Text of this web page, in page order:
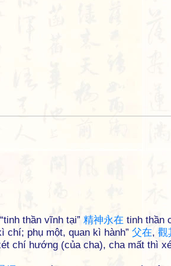
thần vĩnh tại” 精神永在 tinh thần
chí; phụ một, quan kì hành” 父在, 觀
chí hướng (của cha), cha mất thì